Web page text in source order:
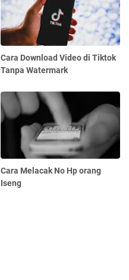
Cara Download Video di Tiktok
Tanpa Watermark
Cara Melacak No Hp orang
Iseng